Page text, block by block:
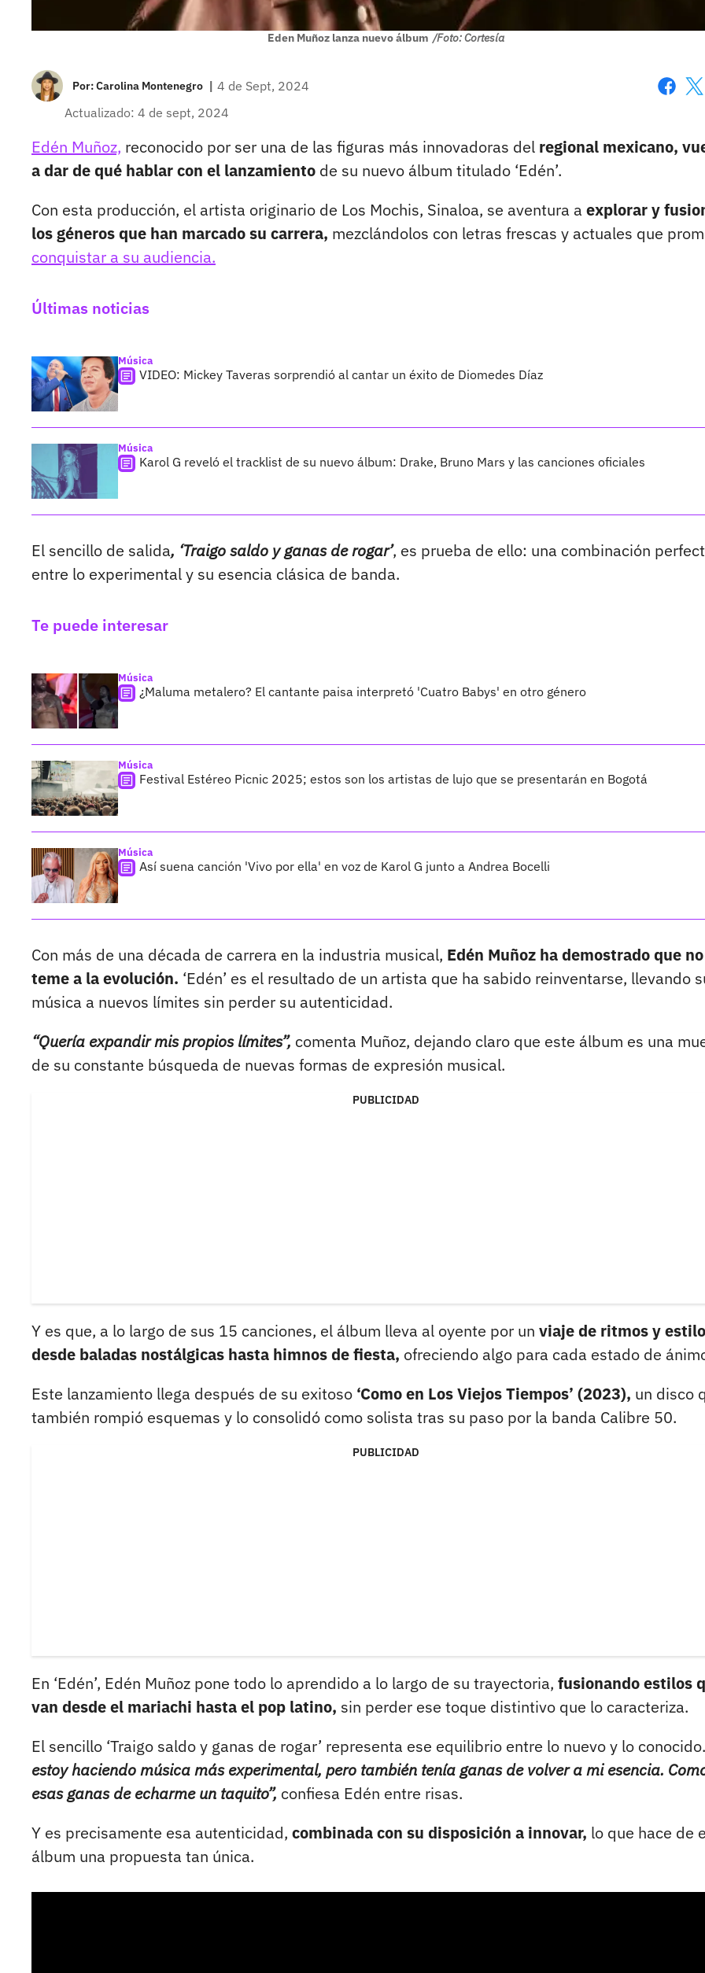
Eden Muñoz lanza nuevo álbum /Foto: Cortesía
Por:Carolina Montenegro | 4 de Sept, 2024
Actualizado: 4 de sept, 2024
Edén Muñoz, reconocido por ser una de las figuras más innovadoras del regional mexicano,
a dar de qué hablar con el lanzamiento de su nuevo álbum titulado ‘Edén’.
Con esta producción, el artista originario de Los Mochis, Sinaloa, se aventura a explorar y
los géneros que han marcado su carrera, mezclándolos con letras frescas y actuales que
conquistar a su audiencia.
Últimas noticias
Música
VIDEO: Mickey Taveras sorprendió al cantar un éxito de Diomedes Díaz
Música
Karol G reveló el tracklist de su nuevo álbum: Drake, Bruno Mars y las canciones oficiales
El sencillo de salida, ‘Traigo saldo y ganas de rogar’, es prueba de ello: una combinación
entre lo experimental y su esencia clásica de banda.
Te puede interesar
Música
¿Maluma metalero? El cantante paisa interpretó 'Cuatro Babys' en otro género
Música
Festival Estéreo Picnic 2025; estos son los artistas de lujo que se presentarán en Bogotá
Música
Así suena canción 'Vivo por ella' en voz de Karol G junto a Andrea Bocelli
Con más de una década de carrera en la industria musical, Edén Muñoz ha demostrado que
teme a la evolución. ‘Edén’ es el resultado de un artista que ha sabido reinventarse, llevando
música a nuevos límites sin perder su autenticidad.
“Quería expandir mis propios límites”, comenta Muñoz, dejando claro que este álbum es una
de su constante búsqueda de nuevas formas de expresión musical.
PUBLICIDAD
Y es que, a lo largo de sus 15 canciones, el álbum lleva al oyente por un viaje de ritmos y
desde baladas nostálgicas hasta himnos de fiesta, ofreciendo algo para cada estado de
Este lanzamiento llega después de su exitoso ‘Como en Los Viejos Tiempos’ (2023), un disco
también rompió esquemas y lo consolidó como solista tras su paso por la banda Calibre 50.
PUBLICIDAD
En ‘Edén’, Edén Muñoz pone todo lo aprendido a lo largo de su trayectoria, fusionando estilos
van desde el mariachi hasta el pop latino, sin perder ese toque distintivo que lo caracteriza.
El sencillo ‘Traigo saldo y ganas de rogar’ representa ese equilibrio entre lo nuevo y lo conocido.
estoy haciendo música más experimental, pero también tenía ganas de volver a mi esencia.
esas ganas de echarme un taquito”, confiesa Edén entre risas.
Y es precisamente esa autenticidad, combinada con su disposición a innovar, lo que hace de
álbum una propuesta tan única.